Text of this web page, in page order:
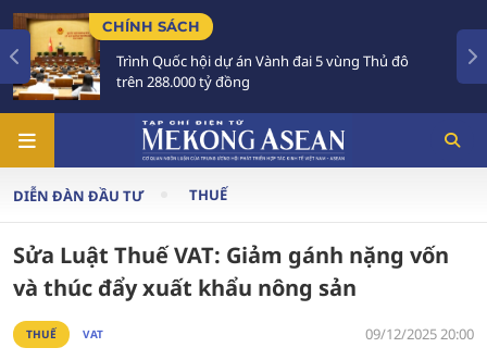
5 vùng Thủ đô
Tổng Bí thư, Chủ tịch nước Tô
DIỄN ĐÀN ĐẦU TƯ THUẾ
Sửa Luật Thuế VAT: Giảm gánh nặng vốn
và thúc đẩy xuất khẩu nông sản
THUẾ VAT 09/12/2025 20:00